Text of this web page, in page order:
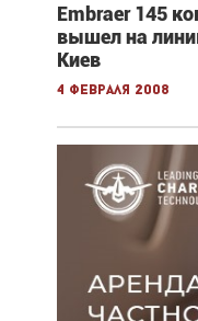
Embraer 145
вышел на
Киев
4 февраля 2008